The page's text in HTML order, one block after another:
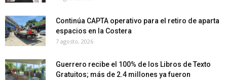
Continúa CAPTA operativo para el retiro de aparta
espacios en la Costera
7 agosto, 2026
Guerrero recibe el 100% de los Libros de Texto
Gratuitos; más de 2.4 millones ya fueron